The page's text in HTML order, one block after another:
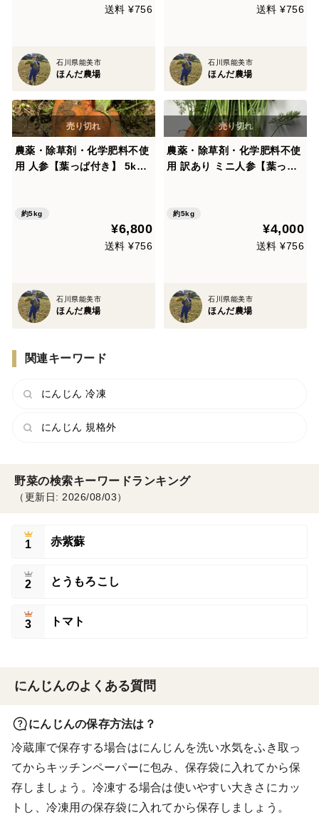
送料 ¥756
石川県能美市
ほんだ農場
送料 ¥756
石川県能美市
ほんだ農場
農薬・除草剤・化学肥料不使
用 人参【葉っぱ付き】 5kg
約5kg
¥6,800
送料 ¥756
石川県能美市
ほんだ農場
農薬・除草剤・化学肥料不使
用 訳あり ミニ人参【葉っぱ
約5kg
¥4,000
送料 ¥756
石川県能美市
ほんだ農場
関連キーワード
にんじん 冷凍
にんじん 規格外
野菜の検索キーワードランキング
（更新日: 2026/08/03）
1 赤紫蘇
2 とうもろこし
3 トマト
にんじんのよくある質問
にんじんの保存方法は？
冷蔵庫で保存する場合はにんじんを洗い水気をふき取っ
てからキッチンペーパーに包み、保存袋に入れてから保
存しましょう。冷凍する場合は使いやすい大きさにカッ
トし、冷凍用の保存袋に入れてから保存しましょう。